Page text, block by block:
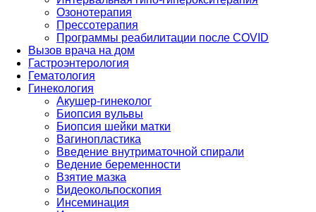
Озонотерапия
Прессотерапия
Программы реабилитации после СOVID
Вызов врача на дом
Гастроэнтерология
Гематология
Гинекология
Акушер-гинеколог
Биопсия вульвы
Биопсия шейки матки
Вагинопластика
Введение внутриматочной спирали
Ведение беременности
Взятие мазка
Видеокольпоскопия
Инсеминация